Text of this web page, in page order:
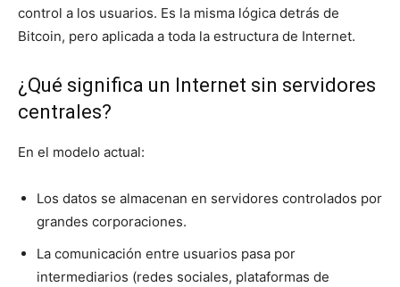
control a los usuarios. Es la misma lógica detrás de
Bitcoin, pero aplicada a toda la estructura de Internet.
¿Qué significa un Internet sin servidores
centrales?
En el modelo actual:
Los datos se almacenan en servidores controlados por
grandes corporaciones.
La comunicación entre usuarios pasa por
intermediarios (redes sociales, plataformas de